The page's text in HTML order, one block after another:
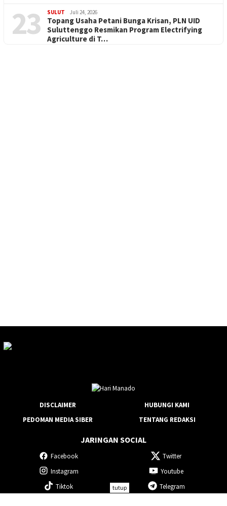
23 SULUT Juli 24, 2026
Topang Usaha Petani Bunga Krisan, PLN UID
Suluttenggo Resmikan Program Electrifying
Agriculture di T…
DISCLAIMER
HUBUNGI KAMI
PEDOMAN MEDIA SIBER
TENTANG REDAKSI
JARINGAN SOCIAL
Facebook
Twitter
Instagram
Youtube
Tiktok
Telegram
tutup